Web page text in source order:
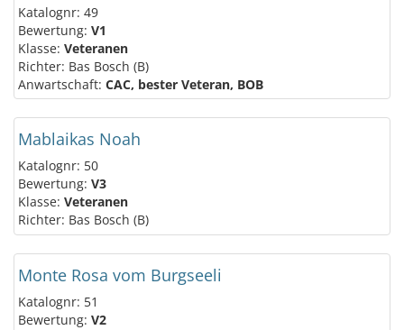
Katalognr: 49
Bewertung: V1
Klasse: Veteranen
Richter: Bas Bosch (B)
Anwartschaft: CAC, bester Veteran, BOB
Mablaikas Noah
Katalognr: 50
Bewertung: V3
Klasse: Veteranen
Richter: Bas Bosch (B)
Monte Rosa vom Burgseeli
Katalognr: 51
Bewertung: V2